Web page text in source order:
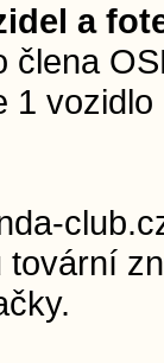
a
člena
1 vozidlo